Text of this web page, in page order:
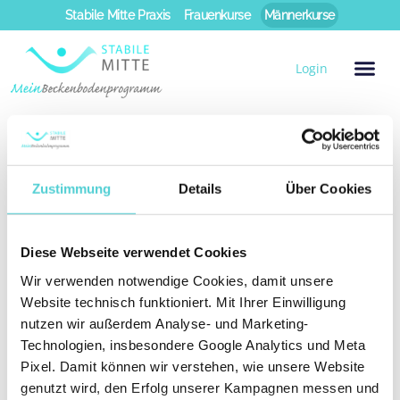
Zustimmung Details Über Cookies
Diese Webseite verwendet Cookies
Wir verwenden notwendige Cookies, damit unsere
Website technisch funktioniert. Mit Ihrer Einwilligung
nutzen wir außerdem Analyse- und Marketing-
Technologien, insbesondere Google Analytics und Meta
Pixel. Damit können wir verstehen, wie unsere Website
genutzt wird, den Erfolg unserer Kampagnen messen und
Inhalt
springen
Stabile Mitte Praxis Frauenkurse Männerkurse
Login
Total Mann
Wochen-Übersicht
Woche 2: Beckenbodenanatomie im
Sitzen